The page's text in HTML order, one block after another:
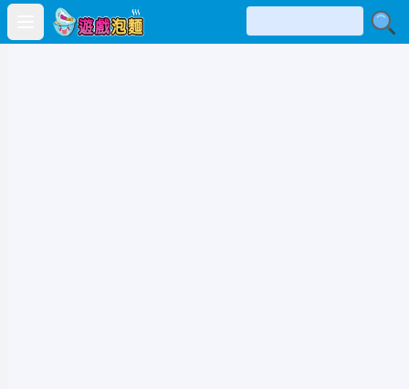
Open main menu